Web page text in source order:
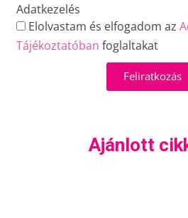
Adatkezelés
Elolvastam és elfogadom az
Tájékoztatóban foglaltakat
Feliratkozás
Ajánlott